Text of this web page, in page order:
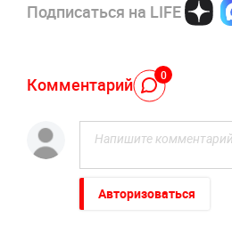
Подписаться на LIFE
Комментарий 0
Авторизоваться